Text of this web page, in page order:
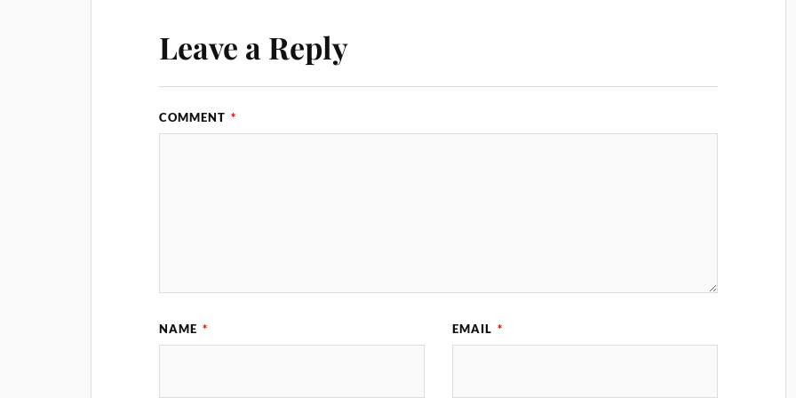
Leave a Reply
COMMENT *
NAME * EMAIL *